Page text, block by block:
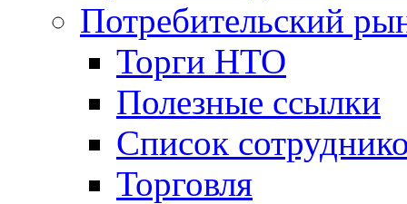
Потребительский
Торги НТО
Полезные ссылки
Список
Торговля